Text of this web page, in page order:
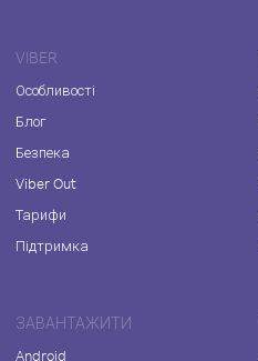
VIBER
Особливості
Блог
Безпека
Viber Out
Тарифи
Підтримка
ЗАВАНТАЖИТИ
Android